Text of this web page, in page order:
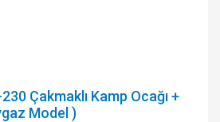
Çakmaklı Kamp Ocağı +
Model )